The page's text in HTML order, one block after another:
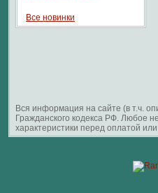
Все новинки
Вся информация на сайте (в т.ч.
Гражданского кодекса РФ. Любое
характеристики перед оплатой